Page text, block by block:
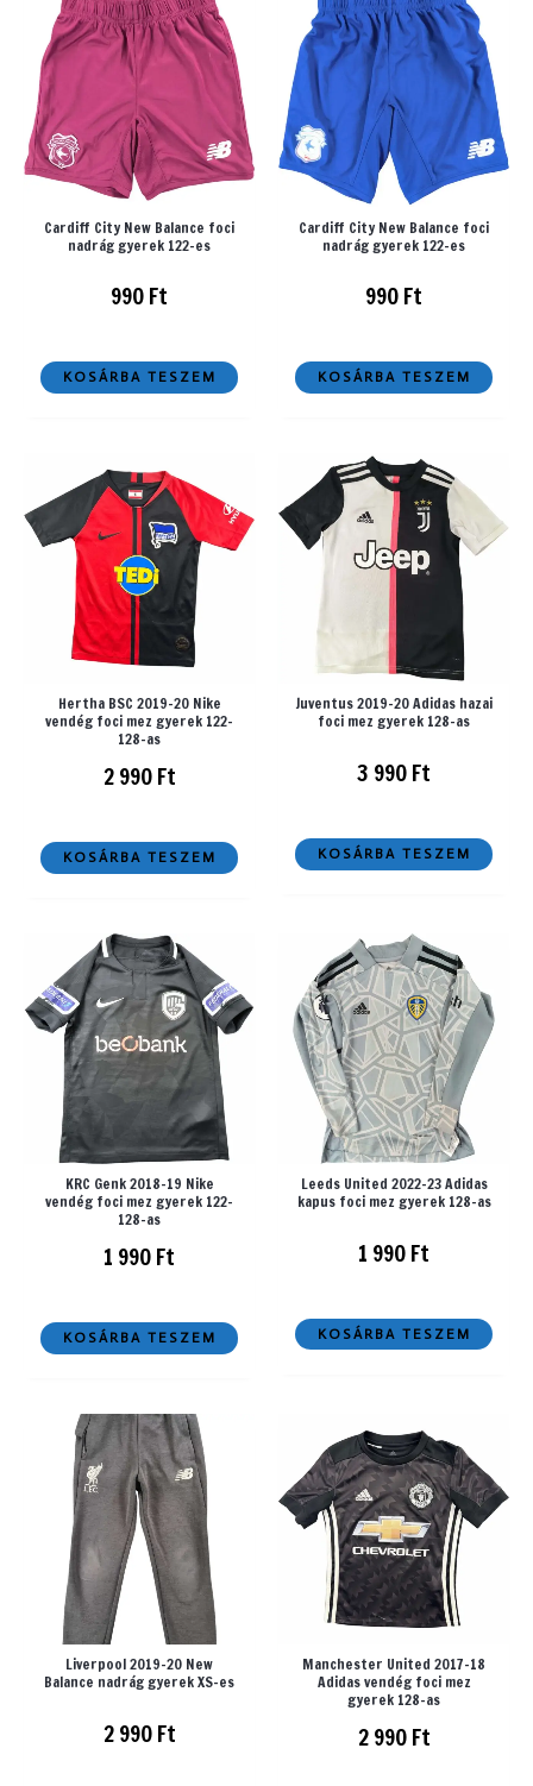
Cardiff City New Balance foci
nadrág gyerek 122-es
990Ft
KOSÁRBA TESZEM
Cardiff City New Balance foci
nadrág gyerek 122-es
990Ft
KOSÁRBA TESZEM
Hertha BSC 2019-20 Nike
vendég foci mez gyerek 122-
128-as
2 990Ft
KOSÁRBA TESZEM
Juventus 2019-20 Adidas hazai
foci mez gyerek 128-as
3 990Ft
KOSÁRBA TESZEM
KRC Genk 2018-19 Nike
vendég foci mez gyerek 122-
128-as
1 990Ft
KOSÁRBA TESZEM
Leeds United 2022-23 Adidas
kapus foci mez gyerek 128-as
1 990Ft
KOSÁRBA TESZEM
Liverpool 2019-20 New
Balance nadrág gyerek XS-es
2 990Ft
Manchester United 2017-18
Adidas vendég foci mez
gyerek 128-as
2 990Ft